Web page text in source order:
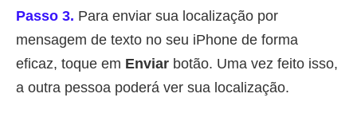
Passo 3. Para enviar sua localização por
mensagem de texto no seu iPhone de forma
eficaz, toque em Enviar botão. Uma vez feito isso,
a outra pessoa poderá ver sua localização.